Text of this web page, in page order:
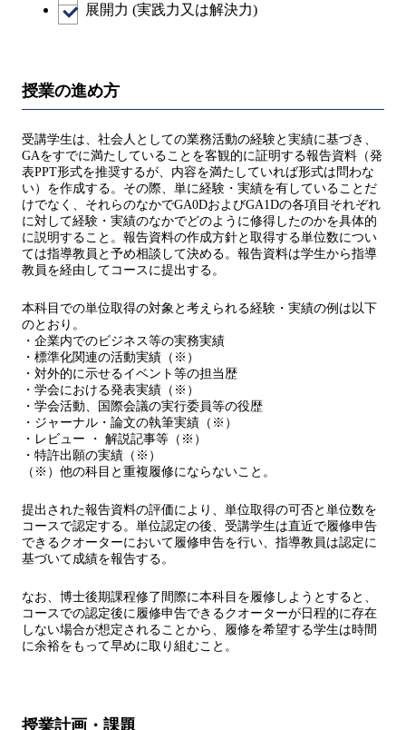
展開力 (実践力又は解決力)
授業の進め方
受講学生は、社会人としての業務活動の経験と実績に基づき、
GAをすでに満たしていることを客観的に証明する報告資料（発
表PPT形式を推奨するが、内容を満たしていれば形式は問わな
い）を作成する。その際、単に経験・実績を有していることだ
けでなく、それらのなかでGA0DおよびGA1Dの各項目それぞれ
に対して経験・実績のなかでどのように修得したのかを具体的
に説明すること。報告資料の作成方針と取得する単位数につい
ては指導教員と予め相談して決める。報告資料は学生から指導
教員を経由してコースに提出する。
本科目での単位取得の対象と考えられる経験・実績の例は以下
のとおり。
・企業内でのビジネス等の実務実績
・標準化関連の活動実績（※）
・対外的に示せるイベント等の担当歴
・学会における発表実績（※）
・学会活動、国際会議の実行委員等の役歴
・ジャーナル・論文の執筆実績（※）
・レビュー ・ 解説記事等（※）
・特許出願の実績（※）
（※）他の科目と重複履修にならないこと。
提出された報告資料の評価により、単位取得の可否と単位数を
コースで認定する。単位認定の後、受講学生は直近で履修申告
できるクオーターにおいて履修申告を行い、指導教員は認定に
基づいて成績を報告する。
なお、博士後期課程修了間際に本科目を履修しようとすると、
コースでの認定後に履修申告できるクオーターが日程的に存在
しない場合が想定されることから、履修を希望する学生は時間
に余裕をもって早めに取り組むこと。
授業計画・課題